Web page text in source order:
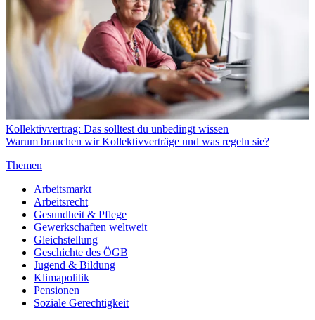
Kollektivvertrag: Das solltest du unbedingt wissen
Warum brauchen wir Kollektivverträge und was regeln sie?
Themen
Arbeitsmarkt
Arbeitsrecht
Gesundheit & Pflege
Gewerkschaften weltweit
Gleichstellung
Geschichte des ÖGB
Jugend & Bildung
Klimapolitik
Pensionen
Soziale Gerechtigkeit